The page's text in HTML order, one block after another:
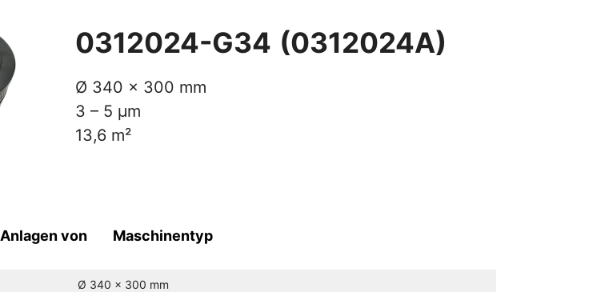
0312024-G34 (0312024A)
Ø 340 x 300 mm
3 – 5 µm
13,6 m²
Anlagen von Maschinentyp
Ø 340 x 300 mm